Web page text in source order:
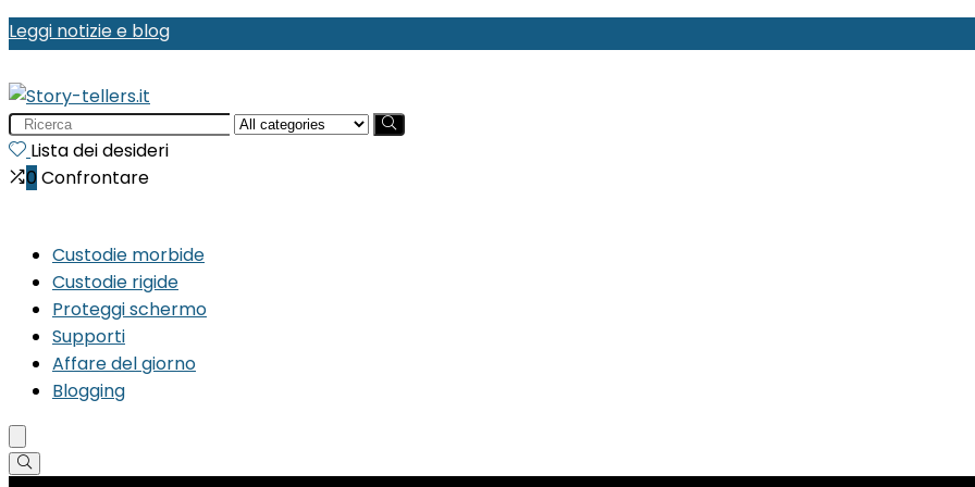
Leggi notizie e blog
Search
for:Lista dei desideri
0 Confrontare
Custodie morbide
Custodie rigide
Proteggi schermo
Supporti
Affare del giorno
Blogging